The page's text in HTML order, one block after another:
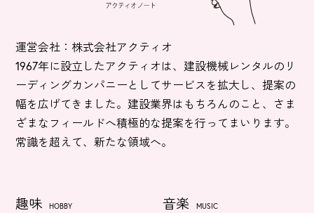
運営会社：株式会社アクティオ
1967年に設立したアクティオは、建設機械レンタルのリ
ーディングカンパニーとしてサービスを拡大し、提案の
幅を広げてきました。建設業界はもちろんのこと、さま
ざまなフィールドへ積極的な提案を行ってまいります。
常識を超えて、新たな領域へ。
趣味 HOBBY 音楽 MUSIC